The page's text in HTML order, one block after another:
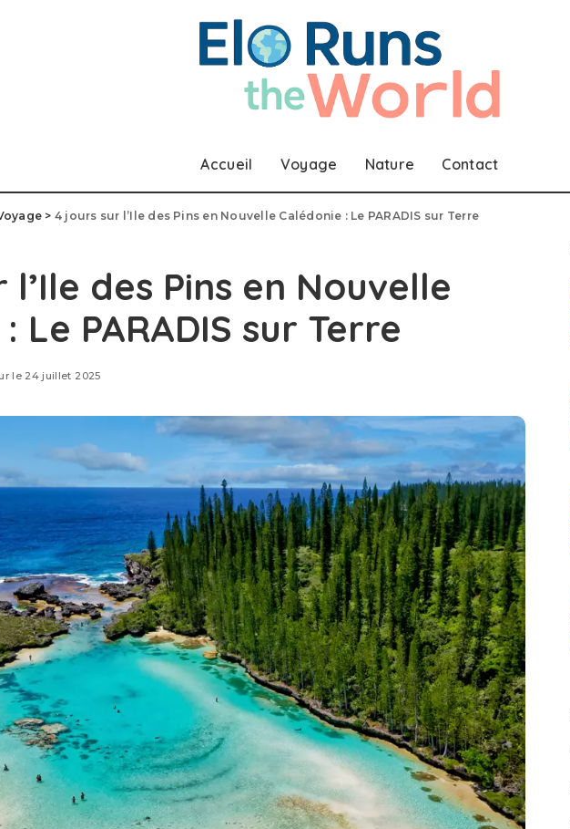
Accueil Voyage Nature Contact
> 4 jours sur l’Ile des Pins en Nouvelle Calédonie : Le PARADIS sur Terre
des Pins en Nouvelle
Le PARADIS sur Terre
le 24 juillet 2025